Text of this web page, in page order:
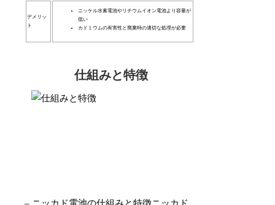
デメリッ
ト
ニッケル水素電池やリチウムイオン電池より容量が
低い
カドミウムの有害性と廃棄時の適切な処理が必要
仕組みと特徴